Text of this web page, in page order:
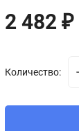
2 482₽
Количество: